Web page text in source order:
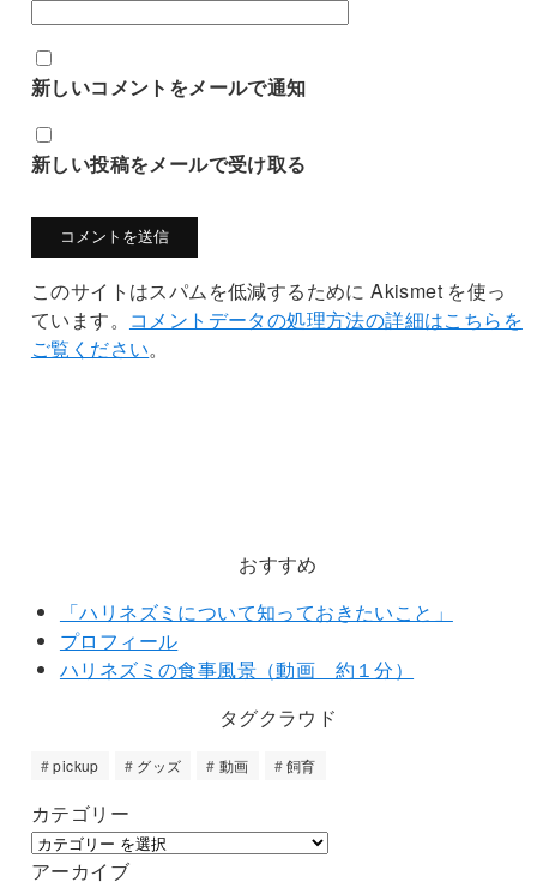
新しいコメントをメールで通知
新しい投稿をメールで受け取る
このサイトはスパムを低減するために Akismet を使っ
ています。 コメントデータの処理方法の詳細はこちらを
ご覧ください。
おすすめ
「ハリネズミについて知っておきたいこと」
プロフィール
ハリネズミの食事風景（動画 約１分）
タグクラウド
pickup グッズ 動画 飼育
カテゴリー
アーカイブ